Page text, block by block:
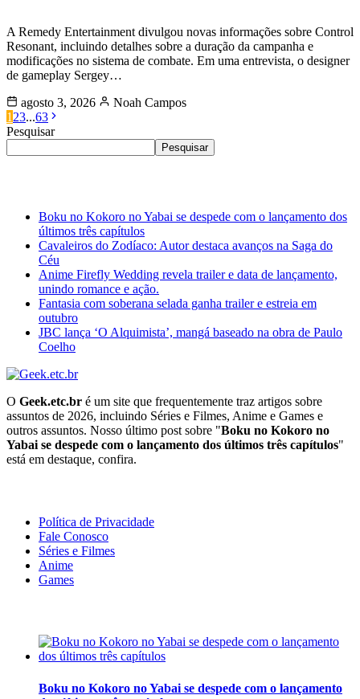
A Remedy Entertainment divulgou novas informações sobre Control
Resonant, incluindo detalhes sobre a duração da campanha e
modificações no sistema de combate. Em uma entrevista, o designer
de gameplay Sergey…
agosto 3, 2026
Noah Campos
1 23...63
Pesquisar
Pesquisar
Boku no Kokoro no Yabai se despede com o lançamento dos
últimos três capítulos
Cavaleiros do Zodíaco: Autor destaca avanços na Saga do
Céu
Anime Firefly Wedding revela trailer e data de lançamento,
unindo romance e ação.
Fantasia com soberana selada ganha trailer e estreia em
outubro
JBC lança ‘O Alquimista’, mangá baseado na obra de Paulo
Coelho
O Geek.etc.br é um site que frequentemente traz artigos sobre
assuntos de 2026, incluindo Séries e Filmes, Anime e Games e
outros assuntos. Nosso último post sobre "Boku no Kokoro no
Yabai se despede com o lançamento dos últimos três capítulos"
está em destaque, confira.
Política de Privacidade
Fale Conosco
Séries e Filmes
Anime
Games
Boku no Kokoro no Yabai se despede com o lançamento